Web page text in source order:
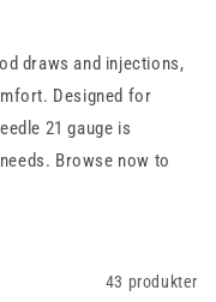
draws and injections,
Designed for
21 gauge is
Browse now to
43 produkter